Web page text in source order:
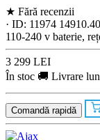
★ Fără recenzii
· ID: 11974
110-240 v baterie,
3 299 LEI
În stoc 🚚 Livrare
Comandă rapidă